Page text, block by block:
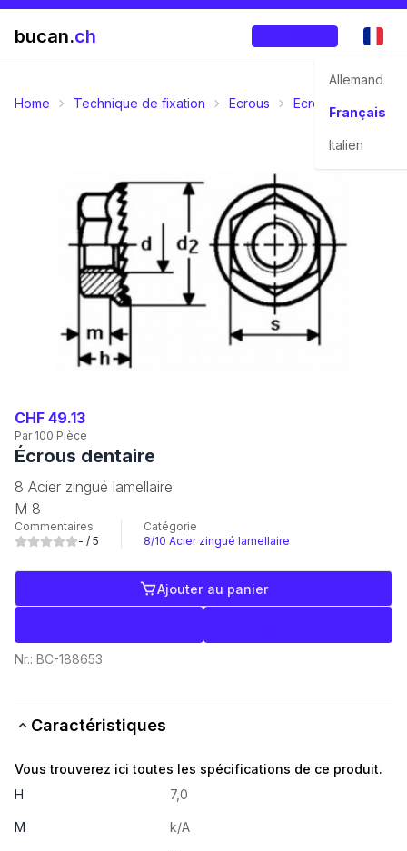
bucan.ch
Allemand
Français
Italien
Home Technique de fixation Ecrous Ecrous dentaire
CHF 49.13
Par 100 Pièce
Écrous dentaire
8 Acier zingué lamellaire
M 8
Commentaires
- / 5
Catégorie
8/10 Acier zingué lamellaire
Ajouter au panier
Nr.: BC-188653
Caractéristiques
Vous trouverez ici toutes les spécifications de ce produit.
H
7,0
M k/A